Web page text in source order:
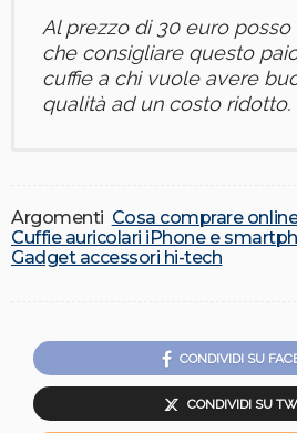
Al prezzo di 30 euro posso
che consigliare questo
cuffie a chi vuole avere
qualità ad un costo ridotto.
Argomenti Cosa comprare
Cuffie auricolari iPhone e
Gadget accessori hi-tech
CONDIVIDI SU
CONDIVIDI SU